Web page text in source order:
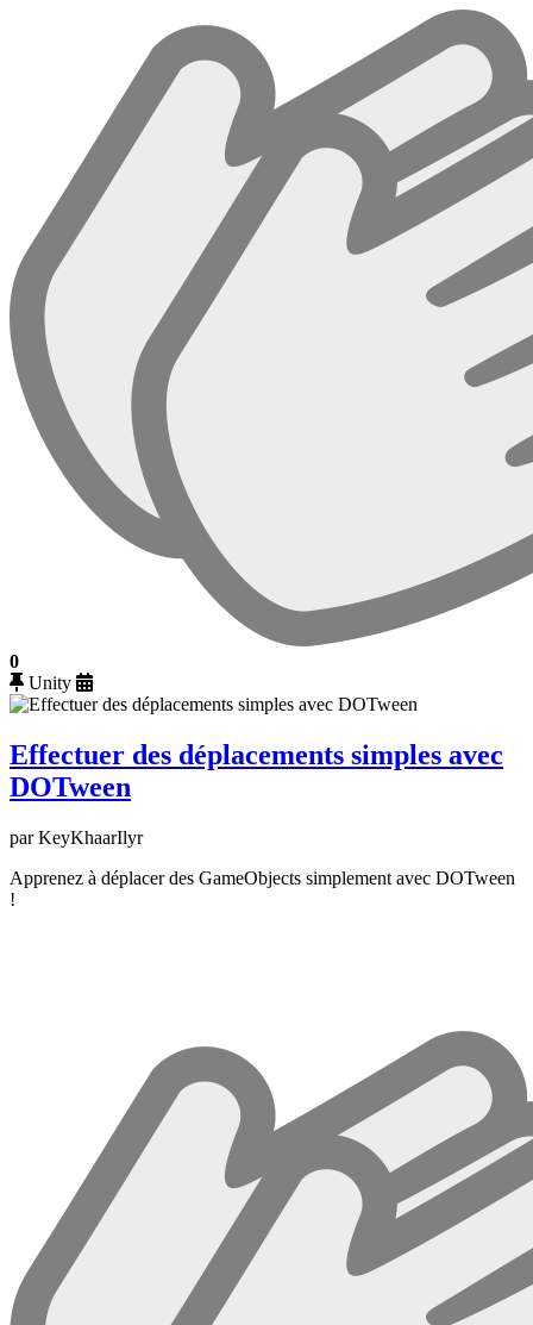
0
Unity
Effectuer des déplacements simples avec
DOTween
par KeyKhaarIlyr
Apprenez à déplacer des GameObjects simplement avec DOTween
!